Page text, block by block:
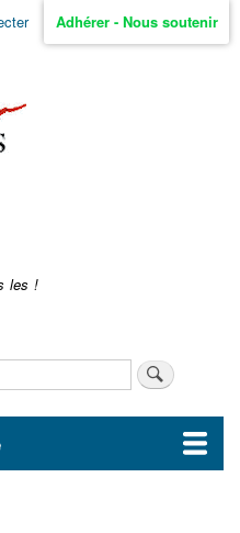
Aller
Adhérer - Nous soutenir
les !